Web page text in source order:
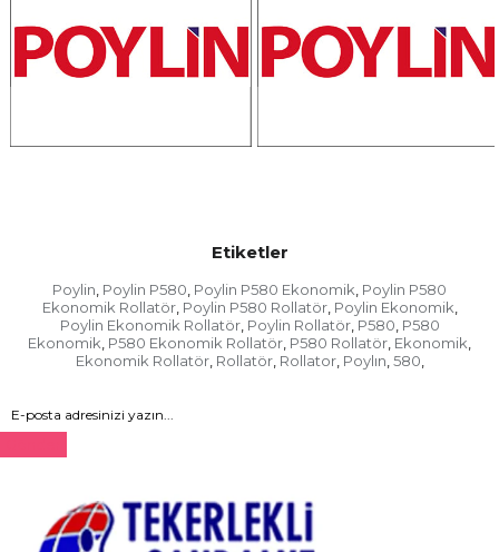
Etiketler
Poylin, Poylin P580, Poylin P580 Ekonomik, Poylin P580
Ekonomik Rollatör, Poylin P580 Rollatör, Poylin Ekonomik,
Poylin Ekonomik Rollatör, Poylin Rollatör, P580, P580
Ekonomik, P580 Ekonomik Rollatör, P580 Rollatör, Ekonomik,
Ekonomik Rollatör, Rollatör, Rollator, Poylın, 580,